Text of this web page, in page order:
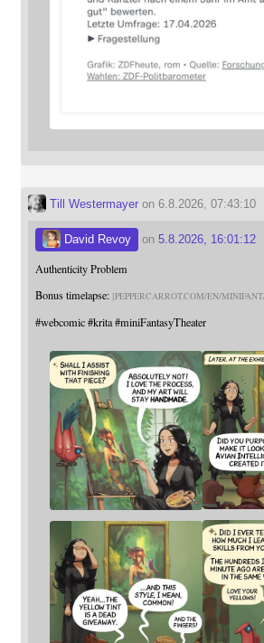
Till Westermayeron 6.8.2026, 07:43:10
David Revoy on 5.8.2026, 16:01:12
Authenticity Problem
Bonus timelapse: PEPPERCARROT.COM/EN/
#webcomic #krita #miniFantasyTheater